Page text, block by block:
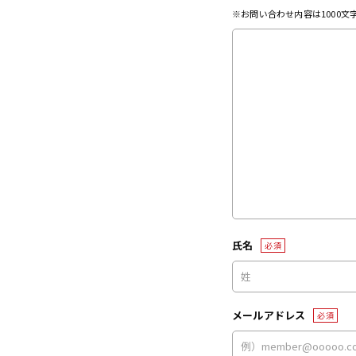
※お問い合わせ内容は1000文
氏名 必須
メールアドレス 必須